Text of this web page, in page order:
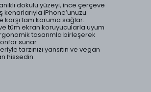
dokulu yüzeyi, ince çerçeve
kenarlarıyla iPhone’unuzu
tam koruma sağlar.
tüm ekran koruyucularla uyum
tasarımla birleşerek
sunar.
tarzınızı yansıtın ve vegan
hissedin.